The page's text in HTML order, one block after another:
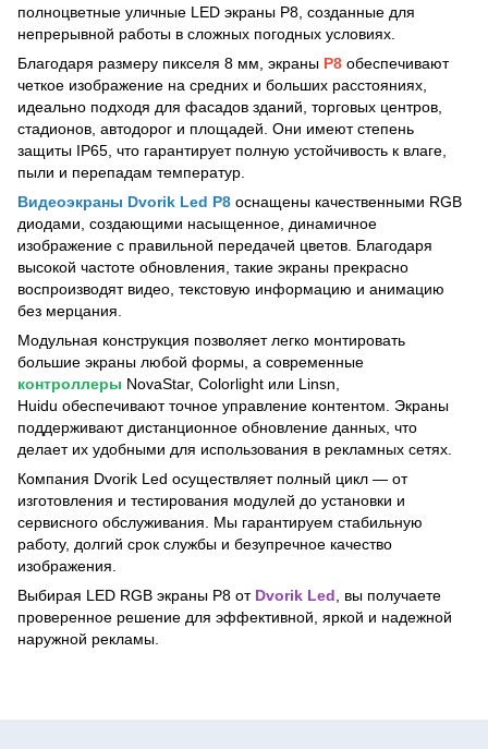
полноцветные уличные LED экраны P8, созданные для
непрерывной работы в сложных погодных условиях.
Благодаря размеру пикселя 8 мм, экраны P8 обеспечивают
четкое изображение на средних и больших расстояниях,
идеально подходя для фасадов зданий, торговых центров,
стадионов, автодорог и площадей. Они имеют степень
защиты IP65, что гарантирует полную устойчивость к влаге,
пыли и перепадам температур.
Видеоэкраны Dvorik Led P8 оснащены качественными RGB
диодами, создающими насыщенное, динамичное
изображение с правильной передачей цветов. Благодаря
высокой частоте обновления, такие экраны прекрасно
воспроизводят видео, текстовую информацию и анимацию
без мерцания.
Модульная конструкция позволяет легко монтировать
большие экраны любой формы, а современные
контроллеры NovaStar, Colorlight или Linsn,
Huidu обеспечивают точное управление контентом. Экраны
поддерживают дистанционное обновление данных, что
делает их удобными для использования в рекламных сетях.
Компания Dvorik Led осуществляет полный цикл — от
изготовления и тестирования модулей до установки и
сервисного обслуживания. Мы гарантируем стабильную
работу, долгий срок службы и безупречное качество
изображения.
Выбирая LED RGB экраны P8 от Dvorik Led , вы получаете
проверенное решение для эффективной, яркой и надежной
наружной рекламы.